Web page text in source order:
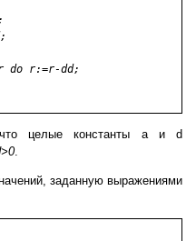
do r:=r-dd;
целые константы a и d
.
заданную выражениями